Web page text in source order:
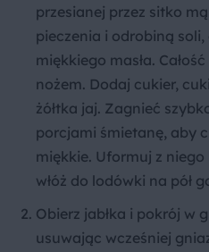
przesianej przez sitko
pieczenia i odrobiną
miękkiego masła.
nożem. Dodaj cukier,
żółtka jaj. Zagnieć
porcjami śmietanę, aby
miękkie. Uformuj z
włóż do lodówki na pół
Obierz jabłka i pokrój w
usuwając wcześniej